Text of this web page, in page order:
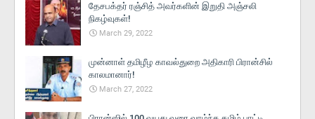
தேசபக்தர் ரஞ்சித் அவர்களின் இறுதி அஞ்சலி
நிகழ்வுகள்!
March 29, 2022
முன்னாள் தமிழீழ காவல்துறை அதிகாரி பிரான்சில்
காலமானார்!
March 27, 2022